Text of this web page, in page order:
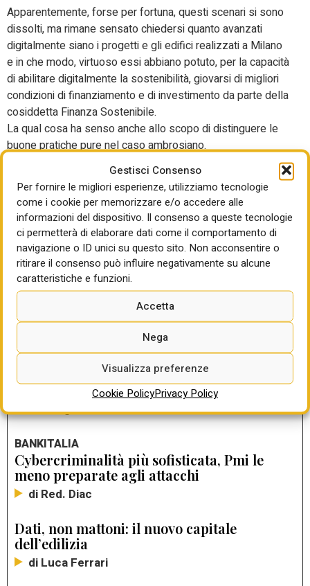
Gestisci Consenso
Per fornire le migliori esperienze, utilizziamo tecnologie
come i cookie per memorizzare e/o accedere alle
informazioni del dispositivo. Il consenso a queste tecnologie
ci permetterà di elaborare dati come il comportamento di
navigazione o ID unici su questo sito. Non acconsentire o
ritirare il consenso può influire negativamente su alcune
caratteristiche e funzioni.
Accetta
Nega
Visualizza preferenze
Cookie PolicyPrivacy Policy
Apparentemente, forse per fortuna, questi scenari si sono
dissolti, ma rimane sensato chiedersi quanto avanzati
digitalmente siano i progetti e gli edifici realizzati a Milano
e in che modo, virtuoso essi abbiano potuto, per la capacità
di abilitare digitalmente la sostenibilità, giovarsi di migliori
condizioni di finanziamento e di investimento da parte della
cosiddetta Finanza Sostenibile.
La qual cosa ha senso anche allo scopo di distinguere le
buone pratiche pure nel caso ambrosiano.
LEGGI ANCHE
ALESSANDRA DAL VERME (DEMANIO)
“La digitalizzazione aiuta a preservare la
memoria del nostro patrimonio ma anche a
renderlo fruibile ai cittadini”
di Giorgio Santilli
BANKITALIA
Cybercriminalità più sofisticata, Pmi le
meno preparate agli attacchi
di Red. Diac
Dati, non mattoni: il nuovo capitale
dell’edilizia
di Luca Ferrari